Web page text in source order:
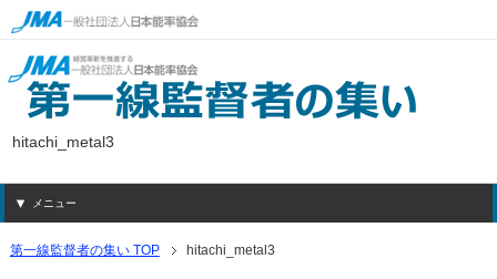
hitachi_metal3
メニュー
第一線監督者の集い TOP hitachi_metal3